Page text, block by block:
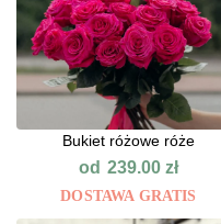
Bukiet różowe róże
od 239.00 zł
DOSTAWA GRATIS